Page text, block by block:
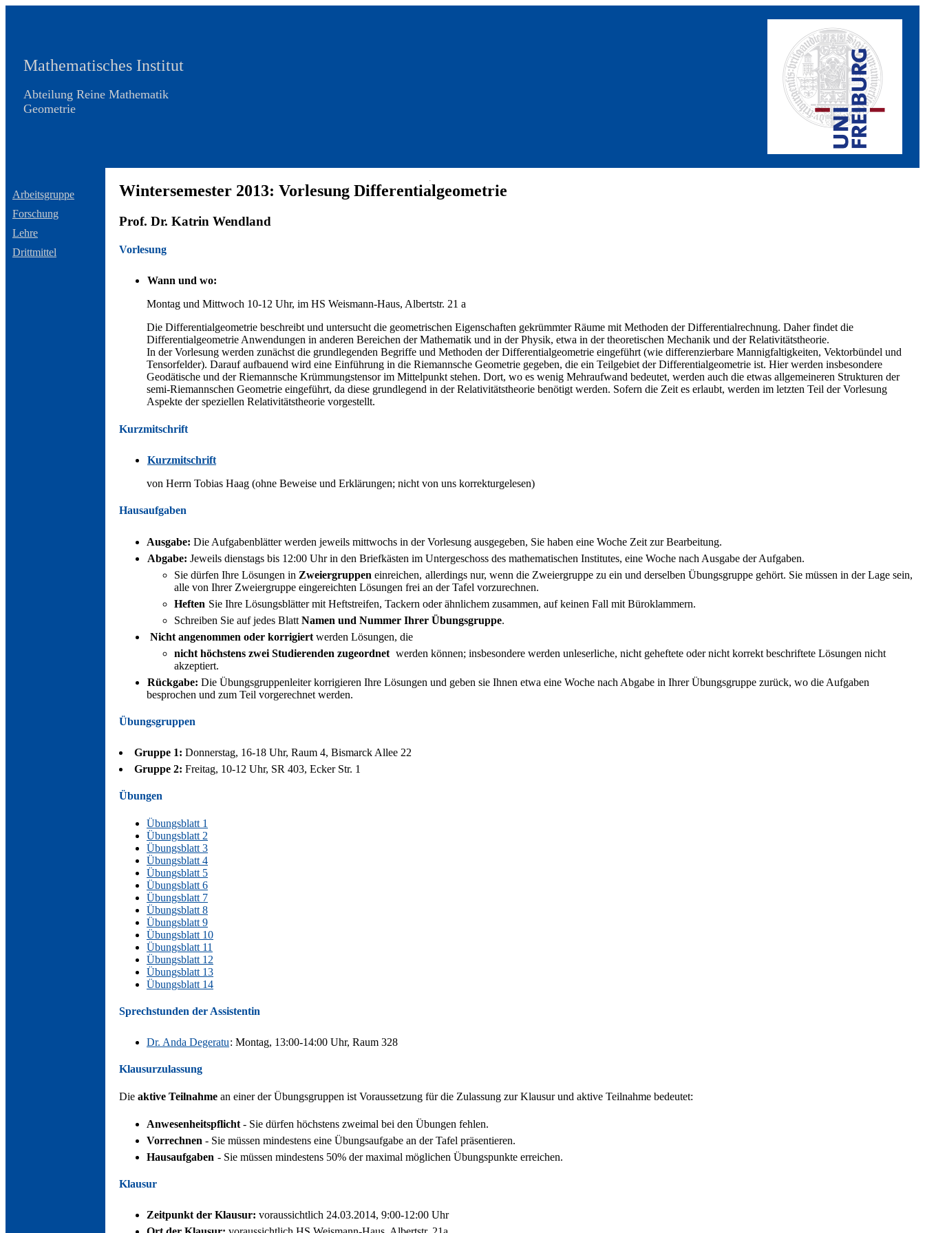
Mathematisches Institut
Abteilung Reine Mathematik
Geometrie
Arbeitsgruppe
Forschung
Lehre
Drittmittel
Wintersemester 2013: Vorlesung Differentialgeometrie
Prof. Dr. Katrin Wendland
Vorlesung
Wann und wo:
Montag und Mittwoch 10-12 Uhr, im HS Weismann-Haus, Albertstr. 21 a
Die Differentialgeometrie beschreibt und untersucht die geometrischen Eigenschaften gekrümmter Räume mit Methoden der Differentialrechnung. Daher findet die
Differentialgeometrie Anwendungen in anderen Bereichen der Mathematik und in der Physik, etwa in der theoretischen Mechanik und der Relativitätstheorie.
In der Vorlesung werden zunächst die grundlegenden Begriffe und Methoden der Differentialgeometrie eingeführt (wie differenzierbare Mannigfaltigkeiten, Vektorbündel und
Tensorfelder). Darauf aufbauend wird eine Einführung in die Riemannsche Geometrie gegeben, die ein Teilgebiet der Differentialgeometrie ist. Hier werden insbesondere
Geodätische und der Riemannsche Krümmungstensor im Mittelpunkt stehen. Dort, wo es wenig Mehraufwand bedeutet, werden auch die etwas allgemeineren Strukturen der
semi-Riemannschen Geometrie eingeführt, da diese grundlegend in der Relativitätstheorie benötigt werden. Sofern die Zeit es erlaubt, werden im letzten Teil der Vorlesung
Aspekte der speziellen Relativitätstheorie vorgestellt.
Kurzmitschrift
Kurzmitschrift
von Herrn Tobias Haag (ohne Beweise und Erklärungen; nicht von uns korrekturgelesen)
Hausaufgaben
Ausgabe: Die Aufgabenblätter werden jeweils mittwochs in der Vorlesung ausgegeben, Sie haben eine Woche Zeit zur Bearbeitung.
Abgabe: Jeweils dienstags bis 12:00 Uhr in den Briefkästen im Untergeschoss des mathematischen Institutes, eine Woche nach Ausgabe der Aufgaben.
Sie dürfen Ihre Lösungen in Zweiergruppen einreichen, allerdings nur, wenn die Zweiergruppe zu ein und derselben Übungsgruppe gehört. Sie müssen in der Lage sein,
alle von Ihrer Zweiergruppe eingereichten Lösungen frei an der Tafel vorzurechnen.
Heften Sie Ihre Lösungsblätter mit Heftstreifen, Tackern oder ähnlichem zusammen, auf keinen Fall mit Büroklammern.
Schreiben Sie auf jedes Blatt Namen und Nummer Ihrer Übungsgruppe.
Nicht angenommen oder korrigiert werden Lösungen, die
nicht höchstens zwei Studierenden zugeordnet werden können; insbesondere werden unleserliche, nicht geheftete oder nicht korrekt beschriftete Lösungen nicht
akzeptiert.
Rückgabe: Die Übungsgruppenleiter korrigieren Ihre Lösungen und geben sie Ihnen etwa eine Woche nach Abgabe in Ihrer Übungsgruppe zurück, wo die Aufgaben
besprochen und zum Teil vorgerechnet werden.
Übungsgruppen
Gruppe 1: Donnerstag, 16-18 Uhr, Raum 4, Bismarck Allee 22
Gruppe 2: Freitag, 10-12 Uhr, SR 403, Ecker Str. 1
Übungen
Übungsblatt 1
Übungsblatt 2
Übungsblatt 3
Übungsblatt 4
Übungsblatt 5
Übungsblatt 6
Übungsblatt 7
Übungsblatt 8
Übungsblatt 9
Übungsblatt 10
Übungsblatt 11
Übungsblatt 12
Übungsblatt 13
Übungsblatt 14
Sprechstunden der Assistentin
Dr. Anda Degeratu: Montag, 13:00-14:00 Uhr, Raum 328
Klausurzulassung
Die aktive Teilnahme an einer der Übungsgruppen ist Voraussetzung für die Zulassung zur Klausur und aktive Teilnahme bedeutet:
Anwesenheitspflicht - Sie dürfen höchstens zweimal bei den Übungen fehlen.
Vorrechnen - Sie müssen mindestens eine Übungsaufgabe an der Tafel präsentieren.
Hausaufgaben - Sie müssen mindestens 50% der maximal möglichen Übungspunkte erreichen.
Klausur
Zeitpunkt der Klausur: voraussichtlich 24.03.2014, 9:00-12:00 Uhr